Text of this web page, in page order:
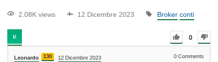
2.08K views 12 Dicembre 2023 Broker conti
0
Leonardo 130 12 Dicembre 2023 0 Comments